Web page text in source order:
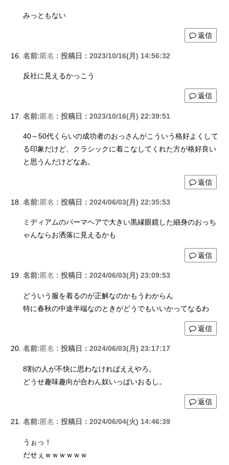
みっともない
返信
名前:匿名 : 投稿日：2023/10/16(月) 14:56:32
反社に見えるかっこう
返信
名前:匿名 : 投稿日：2023/10/16(月) 22:39:51
40～50代くらいの成功者のおっさんがこういう格好よくして
る印象だけど、クラシックに着こなしてくれた方が格好良い
と思うんだけどなあ。
返信
名前:匿名 : 投稿日：2024/06/03(月) 22:35:53
ミディアムのパーマヘアで大きい黒縁眼鏡した細身のおっち
ゃんならお洒落に見えるかも
返信
名前:匿名 : 投稿日：2024/06/03(月) 23:09:53
どういう服を着るのが正解なのかもうわからん
特に春秋の中途半端なのときがどうでもいいかってなるわ
返信
名前:匿名 : 投稿日：2024/06/03(月) 23:17:17
8割の人が不快に思わなければええやろ。
どうせ趣味趣向が合わん奴いっぱいおるし。
返信
名前:匿名 : 投稿日：2024/06/04(火) 14:46:39
うぉっ！
だせぇｗｗｗｗｗｗ